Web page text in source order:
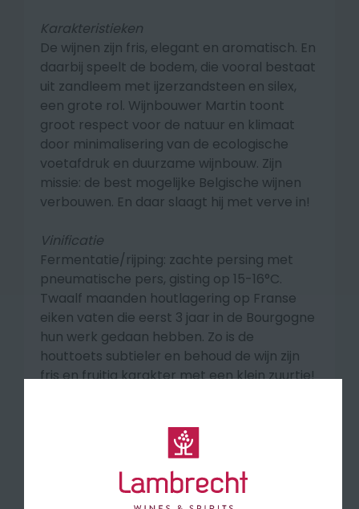
Karakteristieken
De wijnen zijn fris, elegant en aromatisch. En
daarbij speelt de bodem, die vooral bestaat
uit zandleem met ijzerzandsteen en silex,
een grote rol. Wijnbouwer Martin toont
groot respect voor de natuur en klimaat
door minimalisering van de ecologische
voetafdruk en duurzame wijnbouw. Zijn
missie: de best mogelijke Belgische wijnen
verbouwen. En daar slaagt hij met verve in!
Vinificatie
Fermentatie/rijping: zachte persing met
pneumatische pers, gisting op 15-16°C.
Twaalf maanden houtlagering op Franse
eiken vaten die eerst 3 jaar in de Bourgogne
hun werk gedaan hebben. Zo is de
houttoets subtieler en behoud de wijn zijn
fris en fruitig karakter met een klein zuurtje!
In de neus aroma's van exotisch fruit en
citrus, subtiele houtimpressie en florale
toets. Elegant en verfijnd in de mond met
aroma's van pitfruit en noten, fijne zuren